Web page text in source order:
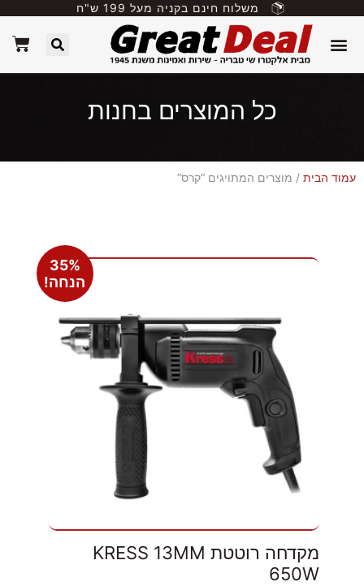
משלוח חינם בקניה מעל 199 ש"ח
כל המוצרים בחנות
עמוד הבית / מוצרים המתויגים “קרס”
35%
הנחה!
מקדחה רוטטת KRESS 13MM
650W